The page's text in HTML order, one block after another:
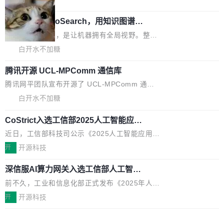
aDB 捕获 commit 之间的每一次操作，...
bet、微软以及 Meta 等传统科技巨头相比，Spa
ceXAI的资金消耗速度尤为引人瞩目。然而，支
撑庞大支出的资金来源却呈现出截然不同的面
别达到155% 和106%;而SpaceXAI的经营现金
流仅能覆盖资本开支的12...
1.2，驱动这个 agent 的新模型。一句话概括：
你可以用 curl -fsSL https://dev.meta.ai/install.
sh | bash 安装一个能在大项目里自动规划、写
代码、验证结果的 AI 终端工具。 据介绍，Muse
已有的终端编程 agent 在设计理念上有几个明显
的差异点。 异步后台 agent：Muse Code 有一
个主 agent 循环，外加一组后台 agent。这些后
美团开源 LoHoSearch，用知识图谱校
准 AI 能力认知
机器出题的前提，是让机器拥有全局视野。整个
构建流程可以分为四个环节：建图 → 控制难度
白开水不加糖
腾讯开源 UCL-MPComm 通信库
腾讯网平团队宣布开源了 UCL-MPComm 通信
库，并将作为transport接入Mooncake TENT。
求进行了深度优化，能够实现数据中心内大规模
计算节点间多种内存类型的高性能通信。 UCL-
MPComm将作为一种传输引擎接入Mooncake T
传输性能最高提升5倍。UCL-MPComm底层基
于自研UCL-Engine通信引擎，后续腾讯网平将
持续开源更多基于UCL-Engine的高性能通信组
件。 腾讯网平团队在UCL-MPComm中实现了一
白开水不加糖
CoStrict入选工信部2025人工智能应用
典型案例
近日，工信部科技司公示《2025人工智能应用典
型案例入选名单》，深信服“面向企业研发场景的
创新与落地成效成功入选。 全链路私有化部署，
助力企业AI研发安全落地 当前，越来越多企业已
经开始引入 AI Coding 工具，通过调用公有云模
开 开源科技
深信服AI算力网关入选工信部人工智能
应用典型案例！
前不久，工业和信息化部正式发布《2025年人工
智能应用典型案例名单》，集中展示人工智能在
开 开源科技